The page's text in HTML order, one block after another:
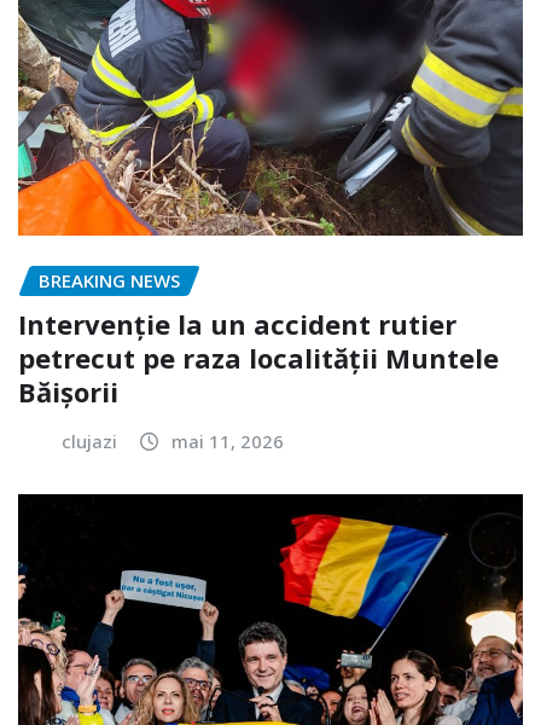
BREAKING NEWS
Intervenție la un accident rutier
petrecut pe raza localității Muntele
Băișorii
clujazi mai 11, 2026